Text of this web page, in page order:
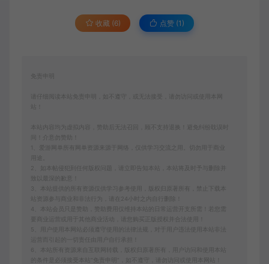
收藏 (6) 点赞 (1 )
免责申明
请仔细阅读本站免责申明，如不遵守，或无法接受，请勿访问或使用本网
本站内容均为虚拟内容，赞助后无法召回，顾不支持退换！避免纠纷耽误时
间！介意勿赞助！
1、爱游网单所有网单资源来源于网络，仅供学习交流之用。切勿用于商业
2、如本帖侵犯到任何版权问题，请立即告知本站，本站将及时予与删除并
致以最深的歉意！
3、本站提供的所有资源仅供学习参考使用，版权归原著所有，禁止下载本
站资源参与商业和非法行为，请在24小时之内自行删除！
4、本站会员只是赞助，赞助费用仅维持本站的日常运营开支所需！若您需
要商业运营或用于其他商业活动，请您购买正版授权并合法使用！
5、用户使用本网站必须遵守使用的法律法规，对于用户违法使用本站非法
6、本站所有资源来自互联网转载，版权归原著所有，用户访问和使用本站
的条件是必须接受本站“免责申明”，如不遵守，请勿访问或使用本网站！